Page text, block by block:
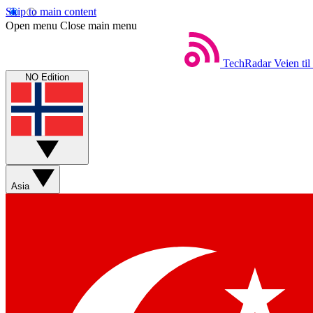
Skip to main content
Open menu Close main menu
TechRadar Veien til
NO Edition
Asia